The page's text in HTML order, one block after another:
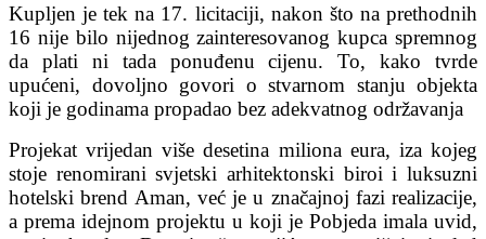
Kupljen je tek na 17. licitaciji, nakon što na prethodnih
16 nije bilo nijednog zainteresovanog kupca spremnog
da plati ni tada ponuđenu cijenu. To, kako tvrde
upućeni, dovoljno govori o stvarnom stanju objekta
koji je godinama propadao bez adekvatnog održavanja
Projekat vrijedan više desetina miliona eura, iza kojeg
stoje renomirani svjetski arhitektonski biroi i luksuzni
hotelski brend Aman, već je u značajnoj fazi realizacije,
a prema idejnom projektu u koji je Pobjeda imala uvid,